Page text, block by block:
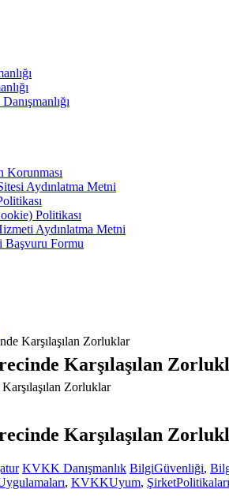
Korunması
Aydınlatma Metni
Politikası
Aydınlatma Metni
Formu
Karşılaşılan Zorluklar
Karşılaşılan
Karşılaşılan
KVKK Danışmanlık BilgiGüvenliği,
, KVKKUyum, ŞirketPolitikaları